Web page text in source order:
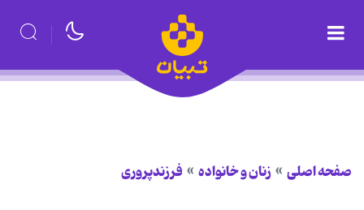
صفحه اصلی زنان و خانواده فرزندپروری